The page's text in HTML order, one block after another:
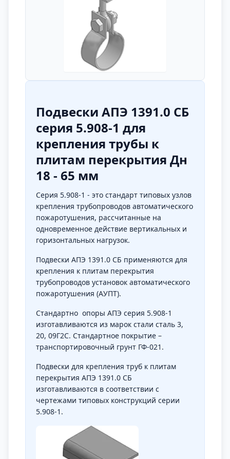
Подвески АПЭ 1391.0 СБ
серия 5.908-1 для
крепления трубы к
плитам перекрытия Дн
18 - 65 мм
Серия 5.908-1 - это стандарт типовых узлов
крепления трубопроводов автоматического
пожаротушения, рассчитанные на
одновременное действие вертикальных и
горизонтальных нагрузок.
Подвески АПЭ 1391.0 СБ применяются для
крепления к плитам перекрытия
трубопроводов установок автоматического
пожаротушения (АУПТ).
Стандартно опоры АПЭ серия 5.908-1
изготавливаются из марок стали сталь 3,
20, 09Г2С. Стандартное покрытие –
транспортировочный грунт ГФ-021.
Подвески для крепления труб к плитам
перекрытия АПЭ 1391.0 СБ
изготавливаются в соответствии с
чертежами типовых конструкций серии
5.908-1.